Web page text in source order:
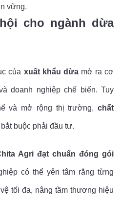
vững.
cho ngành dừa
của xuất khẩu dừamở ra cơ
doanh nghiệp chế biến. Tuy
và mở rộng thị trường, chất
bắt buộc phải đầu tư.
Agri đạt chuẩn đóng gói
có thể yên tâm rằng từng
tối đa, nâng tầm thương hiệu